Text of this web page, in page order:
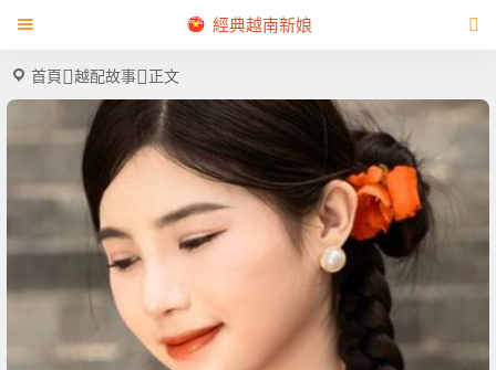
經典越南新娘
首頁 越配故事 正文